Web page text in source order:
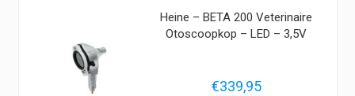
Heine – BETA 200 Veterinaire
Otoscoopkop – LED – 3,5V
€339,95